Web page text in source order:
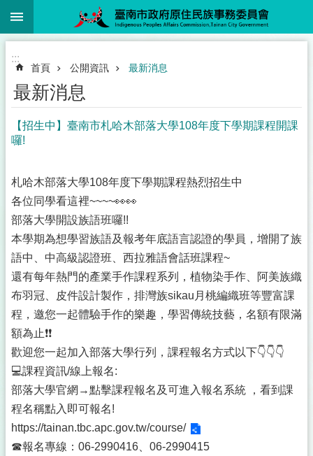
跳到主要內容區塊
:::
首頁 公開資訊 最新消息
最新消息
【招生中】臺南市札哈木部落大學108年度下學期課程開課
囉!
札哈木部落大學108年度下學期課程熱烈招生中
各位同學看這裡~~~~👀👀
部落大學開設族語班囉!!
本學期為想學習族語及報考年底語言認證的學員，增開了族
語中、中高級認證班、西拉雅語會話班課程~
還有每年熱門的產業手作課程系列，植物染手作、阿美族織
布羽冠、皮件設計製作，排灣族sikau月桃編織班等豐富課
程，邀您一起體驗手作的樂趣，學習傳統技藝，名額有限滿
額為止❗️❗️
歡迎您一起加入部落大學行列，課程報名方式以下👇👇👇
💻課程資訊/線上報名:
部落大學官網→點擊課程報名及可進入報名系統 ，看到課
程名稱點入即可報名!
https://tainan.tbc.apc.gov.tw/course/
☎報名專線：06-2990416、06-2990415